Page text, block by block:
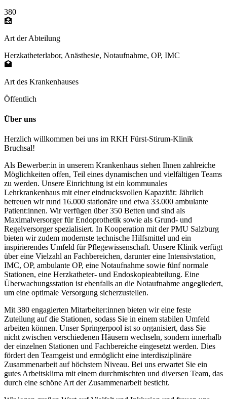
380
🏥
Art der Abteilung
Herzkatheterlabor, Anästhesie, Notaufnahme, OP, IMC
🏥
Art des Krankenhauses
Öffentlich
Über uns
Herzlich willkommen bei uns im RKH Fürst-Stirum-Klinik
Bruchsal!
Als Bewerber:in in unserem Krankenhaus stehen Ihnen zahlreiche
Möglichkeiten offen, Teil eines dynamischen und vielfältigen Teams
zu werden. Unsere Einrichtung ist ein kommunales
Lehrkrankenhaus mit einer eindrucksvollen Kapazität: Jährlich
betreuen wir rund 16.000 stationäre und etwa 33.000 ambulante
Patient:innen. Wir verfügen über 350 Betten und sind als
Maximalversorger für Endoprothetik sowie als Grund- und
Regelversorger spezialisiert. In Kooperation mit der PMU Salzburg
bieten wir zudem modernste technische Hilfsmittel und ein
inspirierendes Umfeld für Pflegewissenschaft. Unsere Klinik verfügt
über eine Vielzahl an Fachbereichen, darunter eine Intensivstation,
IMC, OP, ambulante OP, eine Notaufnahme sowie fünf normale
Stationen, eine Herzkatheter- und Endoskopieabteilung. Eine
Überwachungsstation ist ebenfalls an die Notaufnahme angegliedert,
um eine optimale Versorgung sicherzustellen.
Mit 380 engagierten Mitarbeiter:innen bieten wir eine feste
Zuteilung auf die Stationen, sodass Sie in einem stabilen Umfeld
arbeiten können. Unser Springerpool ist so organisiert, dass Sie
nicht zwischen verschiedenen Häusern wechseln, sondern innerhalb
der einzelnen Stationen und Fachbereiche eingesetzt werden. Dies
fördert den Teamgeist und ermöglicht eine interdisziplinäre
Zusammenarbeit auf höchstem Niveau. Bei uns erwartet Sie ein
gutes Arbeitsklima mit einem durchmischten und diversen Team, das
durch eine schöne Art der Zusammenarbeit besticht.